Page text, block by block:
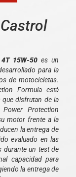
15W-50 es un
para la
de motocicletas.
Formula está
disfrutan de la
Protection
motor frente a la
la entrega de
evaluado en las
durante un test de
capacidad para
la entrega de